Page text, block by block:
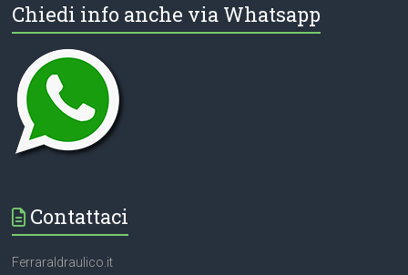
Chiedi info anche via Whatsapp
Contattaci
FerraraIdraulico.it